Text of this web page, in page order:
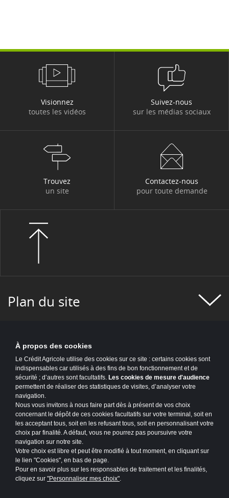
Visionnez
toutes les vidéos
Suivez-nous
sur les médias sociaux
Trouvez
un site
Contactez-nous
pour toute demande
Plan du site
À propos des cookies
Le Crédit Agricole utilise des cookies sur ce site : certains cookies sont
indispensables car utilisés à des fins de bon fonctionnement et de
sécurité ; d’autres sont facultatifs. Les cookies de mesure d'audience
permettent de réaliser des statistiques de visites, d’analyser votre
navigation.
Nous vous invitons à nous faire part dès à présent de vos choix
concernant le dépôt de ces cookies facultatifs sur votre terminal, soit en
les acceptant tous, soit en les refusant tous, soit en personnalisant votre
choix par finalité. A défaut, vous ne pourrez pas poursuivre votre
navigation sur notre site.
Votre choix est libre et peut être modifié à tout moment, en cliquant sur
le lien "Cookies", en bas de page.
Pour en savoir plus sur les responsables de traitement et les finalités,
cliquez sur "Personnaliser mes choix".